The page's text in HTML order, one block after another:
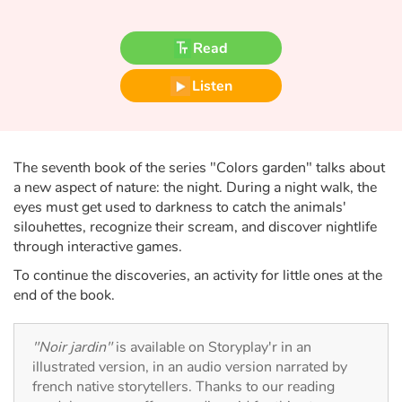
Princesses and princes, kings, queens and dragons
Ogres, monsters and witches
Ecology, nature, seasons
The animals
Travel, epic, investigation, adventure
Around the world
Learning
Read
Listen
The seventh book of the series "Colors garden" talks about
a new aspect of nature: the night. During a night walk, the
eyes must get used to darkness to catch the animals'
silouhettes, recognize their scream, and discover nightlife
through interactive games.
To continue the discoveries, an activity for little ones at the
end of the book.
"Noir jardin"is available on Storyplay'r in an
illustrated version, in an audio version narrated by
french native storytellers. Thanks to our reading